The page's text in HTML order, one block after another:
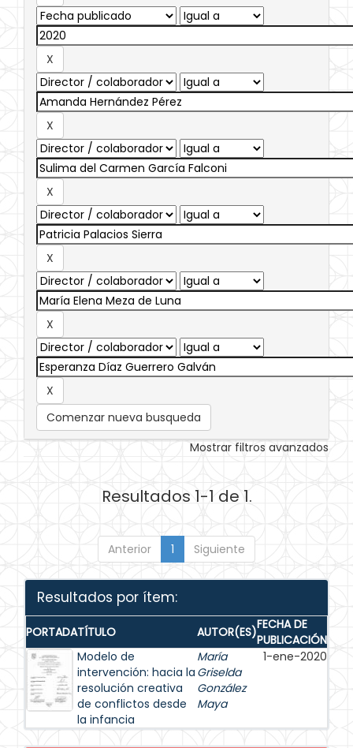
Comenzar nueva busqueda
Mostrar filtros avanzados
Resultados 1-1 de 1.
Anterior 1 Siguiente
Resultados por ítem:
PORTADATÍTULO AUTOR(ES)FECHA DE
PUBLICACIÓN
Modelo de
intervención: hacia la
resolución creativa
de conflictos desde
la infancia
María
Griselda
González
Maya
1-ene-2020